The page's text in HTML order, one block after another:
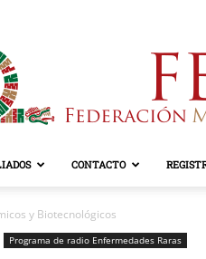
CONTACTO
y Biotecnológicos
Programa de radio Enfermedades Raras